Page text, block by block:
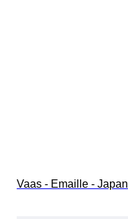
Vaas - Emaille - Japan